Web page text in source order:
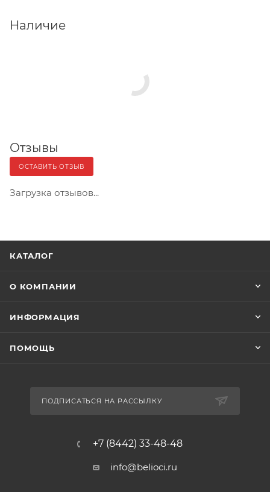
Наличие
Отзывы
ОСТАВИТЬ ОТЗЫВ
Загрузка отзывов...
КАТАЛОГ
О КОМПАНИИ
ИНФОРМАЦИЯ
ПОМОЩЬ
ПОДПИСАТЬСЯ НА РАССЫЛКУ
+7 (8442) 33-48-48
info@belioci.ru